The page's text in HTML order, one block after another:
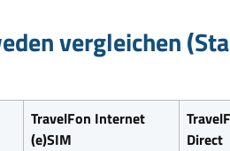
vergleichen
TravelFon Internet
(e)SIM
Direct